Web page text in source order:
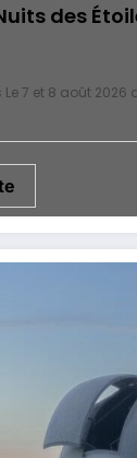
des
Le 7 et 8 août 2026